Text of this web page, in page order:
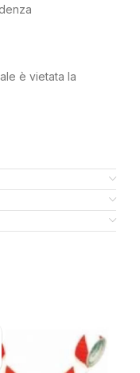
è vietata la